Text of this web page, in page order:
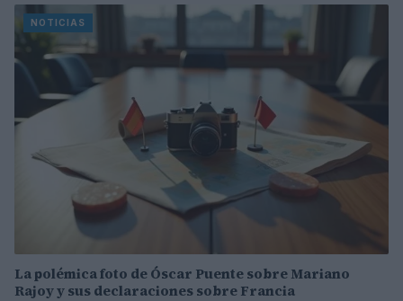
NOTICIAS
La polémica foto de Óscar Puente sobre Mariano
Rajoy y sus declaraciones sobre Francia